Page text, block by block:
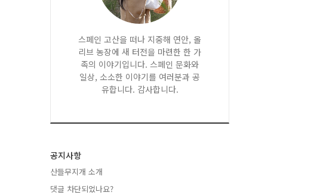
스페인 고산을 떠나 지중해 연안, 올
리브 농장에 새 터전을 마련한 한 가
족의 이야기입니다. 스페인 문화와
일상, 소소한 이야기를 여러분과 공
유합니다. 감사합니다.
공지사항
산들무지개 소개
댓글 차단되었나요?